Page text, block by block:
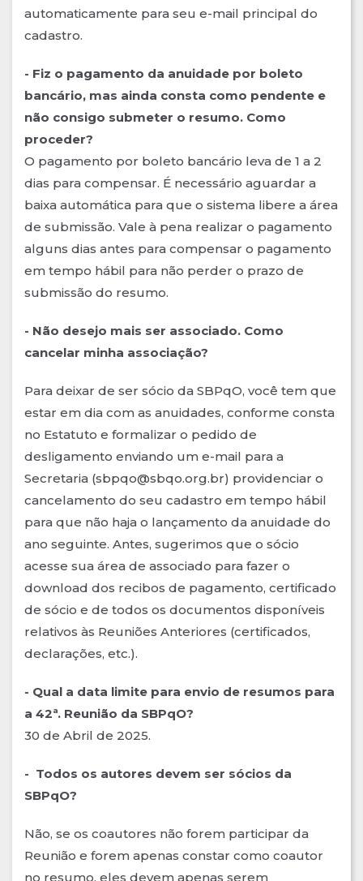
automaticamente para seu e-mail principal do
cadastro.
- Fiz o pagamento da anuidade por boleto
bancário, mas ainda consta como pendente e
não consigo submeter o resumo. Como
proceder?
O pagamento por boleto bancário leva de 1 a 2
dias para compensar. É necessário aguardar a
baixa automática para que o sistema libere a área
de submissão. Vale à pena realizar o pagamento
alguns dias antes para compensar o pagamento
em tempo hábil para não perder o prazo de
submissão do resumo.
- Não desejo mais ser associado. Como
cancelar minha associação?
Para deixar de ser sócio da SBPqO, você tem que
estar em dia com as anuidades, conforme consta
no Estatuto e formalizar o pedido de
desligamento enviando um e-mail para a
Secretaria (sbpqo@sbqo.org.br) providenciar o
cancelamento do seu cadastro em tempo hábil
para que não haja o lançamento da anuidade do
ano seguinte. Antes, sugerimos que o sócio
acesse sua área de associado para fazer o
download dos recibos de pagamento, certificado
de sócio e de todos os documentos disponíveis
relativos às Reuniões Anteriores (certificados,
declarações, etc.).
- Qual a data limite para envio de resumos para
a 42ª. Reunião da SBPqO?
30 de Abril de 2025.
- Todos os autores devem ser sócios da
SBPqO?
Não, se os coautores não forem participar da
Reunião e forem apenas constar como coautor
no resumo, eles devem apenas serem